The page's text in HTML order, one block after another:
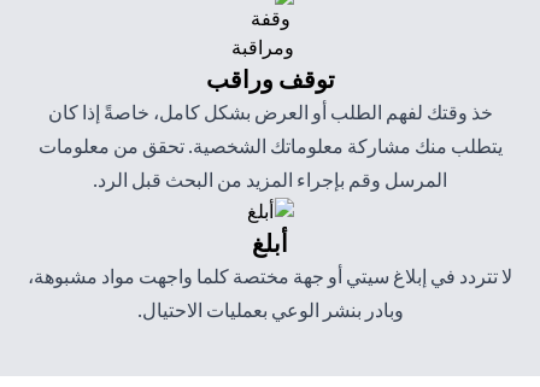
توقف وراقب
خذ وقتك لفهم الطلب أو العرض بشكل كامل، خاصةً إذا كان
يتطلب منك مشاركة معلوماتك الشخصية. تحقق من معلومات
المرسل وقم بإجراء المزيد من البحث قبل الرد.
أبلغ
لا تتردد في إبلاغ سيتي أو جهة مختصة كلما واجهت مواد مشبوهة،
وبادر بنشر الوعي بعمليات الاحتيال.